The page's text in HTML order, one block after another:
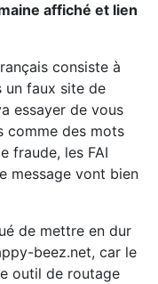
affiché et lien
consiste à
un faux site de
essayer de vous
comme des mots
fraude, les FAI
message vont bien
de mettre en dur
beez.net, car le
outil de routage